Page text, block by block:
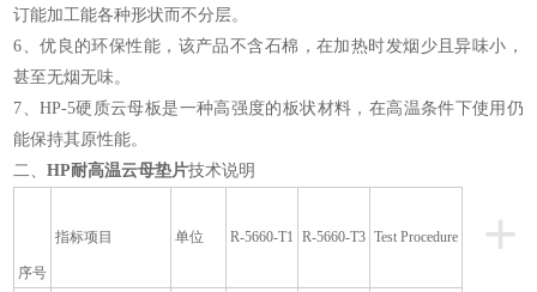
订能加工能各种形状而不分层。
6、优良的环保性能，该产品不含石棉，在加热时发烟少且异味小，
甚至无烟无味。
7、HP-5硬质云母板是一种高强度的板状材料，在高温条件下使用仍
能保持其原性能。
二、HP耐高温云母垫片技术说明
+
序号
指标项目 单位 R-5660-T1 R-5660-T3 Test Procedure